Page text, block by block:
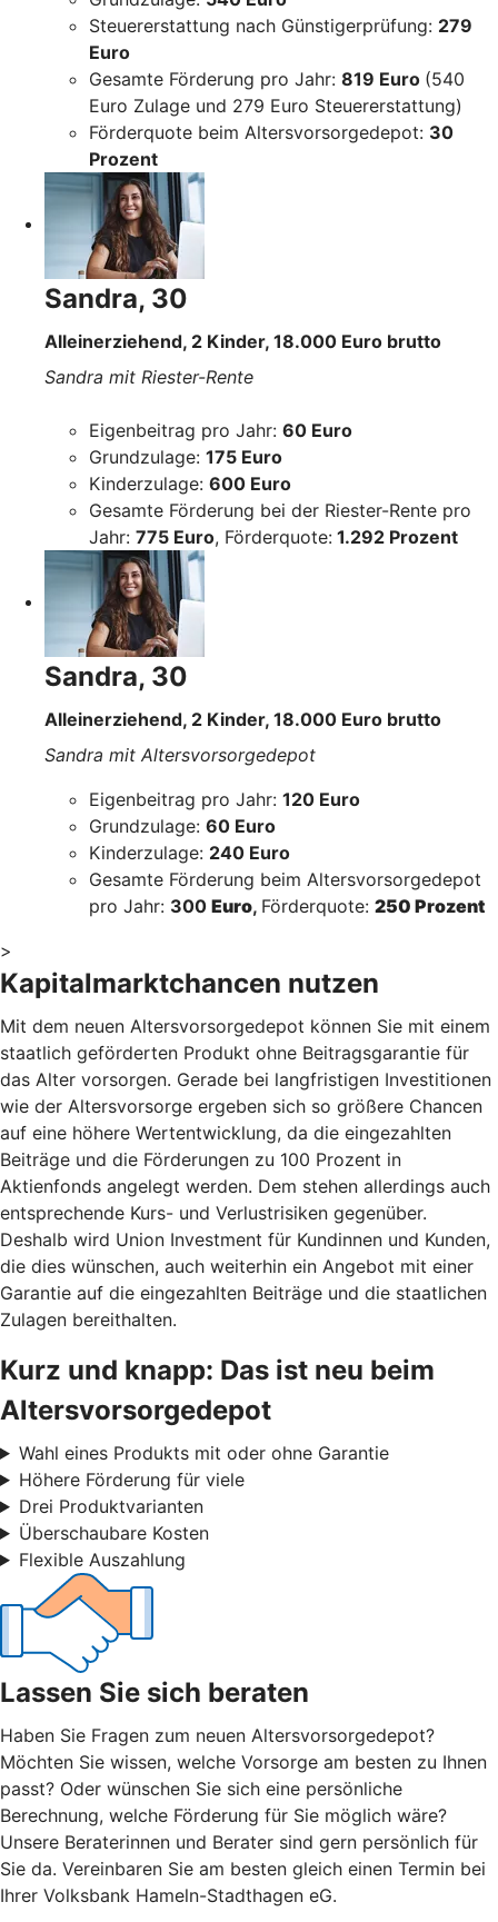
Steuererstattung nach Günstigerprüfung: 279
Euro
Gesamte Förderung pro Jahr: 819 Euro (540
Euro Zulage und 279 Euro Steuererstattung)
Förderquote beim Altersvorsorgedepot: 30
Prozent
Sandra, 30
Alleinerziehend, 2 Kinder, 18.000 Euro brutto
Sandra mit Riester-Rente
Eigenbeitrag pro Jahr: 60 Euro
Grundzulage: 175 Euro
Kinderzulage: 600 Euro
Gesamte Förderung bei der Riester-Rente pro
Jahr: 775 Euro, Förderquote: 1.292 Prozent
Sandra, 30
Alleinerziehend, 2 Kinder, 18.000 Euro brutto
Sandra mit Altersvorsorgedepot
Eigenbeitrag pro Jahr: 120 Euro
Grundzulage: 60 Euro
Kinderzulage: 240 Euro
Gesamte Förderung beim Altersvorsorgedepot
pro Jahr: 300 Euro, Förderquote: 250 Prozent
>
Kapitalmarktchancen nutzen
Mit dem neuen Altersvorsorgedepot können Sie mit einem
staatlich geförderten Produkt ohne Beitragsgarantie für
das Alter vorsorgen. Gerade bei langfristigen Investitionen
wie der Altersvorsorge ergeben sich so größere Chancen
auf eine höhere Wertentwicklung, da die eingezahlten
Beiträge und die Förderungen zu 100 Prozent in
Aktienfonds angelegt werden. Dem stehen allerdings auch
entsprechende Kurs- und Verlustrisiken gegenüber.
Deshalb wird Union Investment für Kundinnen und Kunden,
die dies wünschen, auch weiterhin ein Angebot mit einer
Garantie auf die eingezahlten Beiträge und die staatlichen
Zulagen bereithalten.
Kurz und knapp: Das ist neu beim
Altersvorsorgedepot
Wahl eines Produkts mit oder ohne Garantie
Höhere Förderung für viele
Drei Produktvarianten
Überschaubare Kosten
Flexible Auszahlung
Lassen Sie sich beraten
Haben Sie Fragen zum neuen Altersvorsorgedepot?
Möchten Sie wissen, welche Vorsorge am besten zu Ihnen
passt? Oder wünschen Sie sich eine persönliche
Berechnung, welche Förderung für Sie möglich wäre?
Unsere Beraterinnen und Berater sind gern persönlich für
Sie da. Vereinbaren Sie am besten gleich einen Termin bei
Ihrer Volksbank Hameln-Stadthagen eG.